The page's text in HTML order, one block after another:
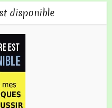
disponible